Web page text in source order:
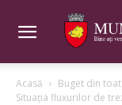
Acasă Buget din
Situația fluxurilor de